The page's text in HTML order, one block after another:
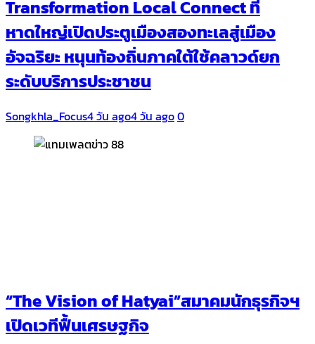
Transformation Local Connect ที่
หาดใหญ่เปิดประตูเมืองสองทะเลสู่เมือง
อัจฉริยะ หนุนท้องถิ่นภาคใต้ใช้คลาวด์ยก
ระดับบริการประชาชน
Songkhla_Focus4 วัน ago4 วัน ago0
“The Vision of Hatyai”สมาคมนักธุรกิจฯ
เปิดเวทีฟื้นเศรษฐกิจ